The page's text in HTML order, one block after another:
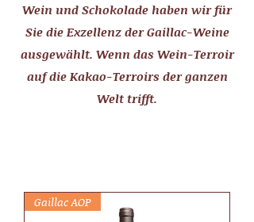
Wein und Schokolade haben wir für
Sie die Exzellenz der Gaillac-Weine
ausgewählt. Wenn das Wein-Terroir
auf die Kakao-Terroirs der ganzen
Welt trifft.
Gaillac AOP